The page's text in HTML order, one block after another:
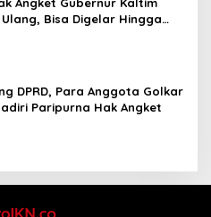
Angket Gubernur Kaltim
Bisa Digelar Hingga
DPRD, Para Anggota Golkar
Paripurna Hak Angket